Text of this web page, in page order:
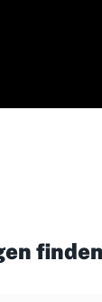
finden